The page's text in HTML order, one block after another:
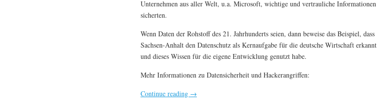
Unternehmen aus aller Welt, u.a. Microsoft, wichtige und vertrauliche Informationen
sicherten.
Wenn Daten der Rohstoff des 21. Jahrhunderts seien, dann beweise das Beispiel, dass
Sachsen-Anhalt den Datenschutz als Kernaufgabe für die deutsche Wirtschaft erkannt
und dieses Wissen für die eigene Entwicklung genutzt habe.
Mehr Informationen zu Datensicherheit und Hackerangriffen:
Continue reading →